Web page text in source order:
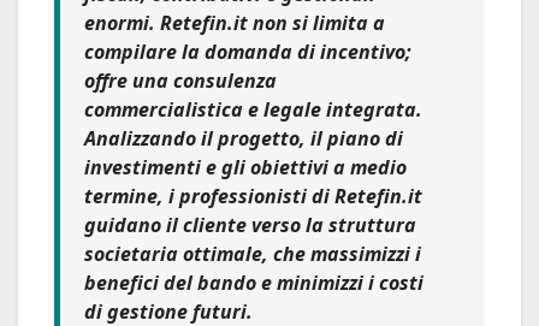
enormi. Retefin.it non si limita a
compilare la domanda di incentivo;
offre una consulenza
commercialistica e legale integrata.
Analizzando il progetto, il piano di
investimenti e gli obiettivi a medio
termine, i professionisti di Retefin.it
guidano il cliente verso la struttura
societaria ottimale, che massimizzi i
benefici del bando e minimizzi i costi
di gestione futuri.